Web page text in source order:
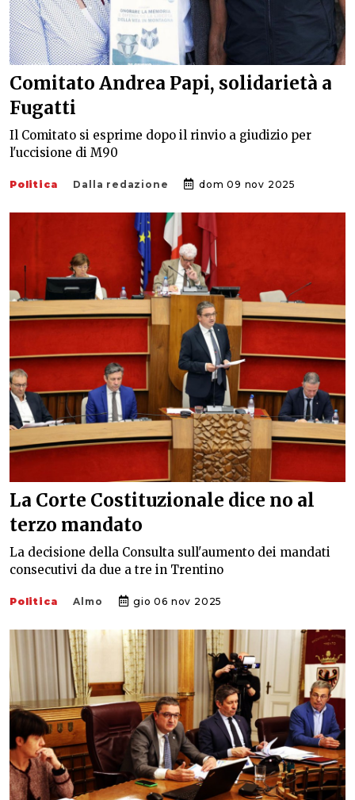
Comitato Andrea Papi, solidarietà a
Fugatti
Il Comitato si esprime dopo il rinvio a giudizio per
l'uccisione di M90
Politica Dalla redazione dom 09 nov 2025
La Corte Costituzionale dice no al
terzo mandato
La decisione della Consulta sull'aumento dei mandati
consecutivi da due a tre in Trentino
Politica Almo gio 06 nov 2025